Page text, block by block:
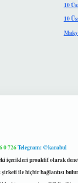
10
10
0 726Telegram: @karabul
içerikleri proaktif olarak
ile hiçbir bağlantısı